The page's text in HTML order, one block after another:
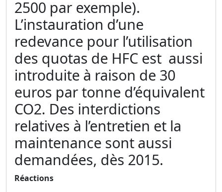
2500 par exemple).
L’instauration d’une
redevance pour l’utilisation
des quotas de HFC est aussi
introduite à raison de 30
euros par tonne d’équivalent
CO2. Des interdictions
relatives à l’entretien et la
maintenance sont aussi
demandées, dès 2015.
Réactions